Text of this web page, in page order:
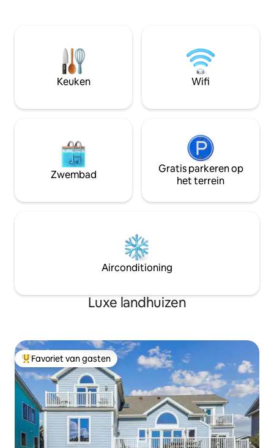
kitchenette - 2 overdekte toegewezen
parkeerplaatsen en gratis parkeren op
straat - Snelle toegang tot de beste
golfbanen in de omgeving - Geniet van
op slechts een steenworp afstand,
herinneringen. Houd er rekening mee
dat we vanwege
kunnen
huurders onder
Keuken Wifi
Zwembad
Gratis parkeren op
het terrein
Airconditioning
Luxe landhuizen
Topfavoriet van gasten
Favoriet van gasten